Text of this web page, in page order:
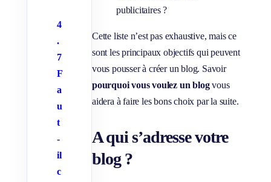
4
.
7
F
a
u
t
-
il
c
publicitaires ?
Cette liste n’est pas exhaustive, mais ce
sont les principaux objectifs qui peuvent
vous pousser à créer un blog. Savoir
pourquoi vous voulez un blogvous
aidera à faire les bons choix par la suite.
A qui s’adresse votre
blog ?